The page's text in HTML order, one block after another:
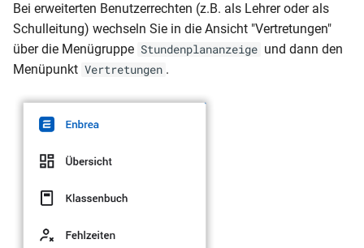
Bei erweiterten Benutzerrechten (z.B. als Lehrer oder als
Schulleitung) wechseln Sie in die Ansicht "Vertretungen"
über die Menügruppe Stundenplananzeige und dann den
Menüpunkt Vertretungen .